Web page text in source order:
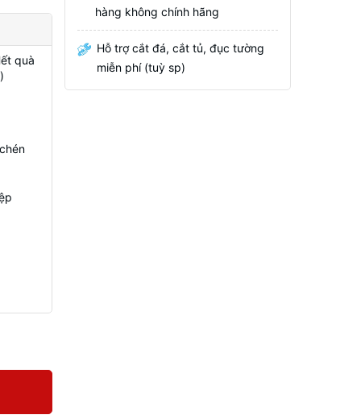
quà
hàng không chính hãng
Hỗ trợ cắt đá, cắt tủ, đục tường
miễn phí (tuỳ sp)